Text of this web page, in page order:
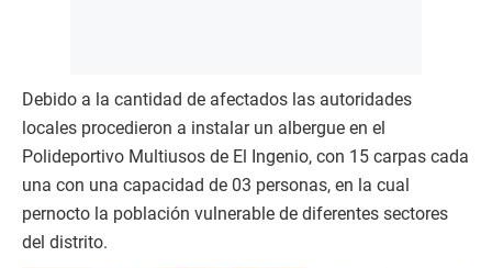
Debido a la cantidad de afectados las autoridades
locales procedieron a instalar un albergue en el
Polideportivo Multiusos de El Ingenio, con 15 carpas cada
una con una capacidad de 03 personas, en la cual
pernocto la población vulnerable de diferentes sectores
del distrito.